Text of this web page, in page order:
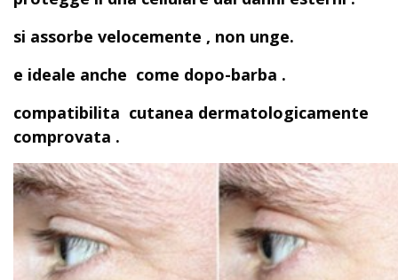
si assorbe velocemente , non unge.
e ideale anche come dopo-barba .
compatibilita cutanea dermatologicamente
comprovata .